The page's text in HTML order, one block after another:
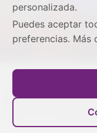
El 'pequeño Nicolás',
entorno del Dépor
cambio de propiedad
personalizada.
Puedes aceptar
preferencias. Más